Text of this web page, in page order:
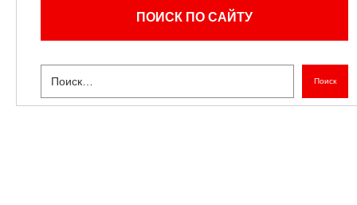
ПОИСК ПО САЙТУ
Поиск